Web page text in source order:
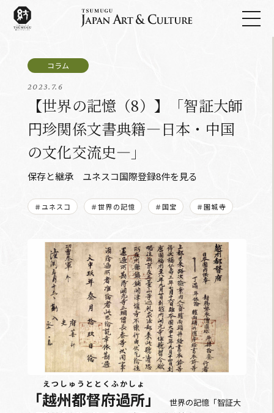
2023.7.6
【世界の記憶（8）】「智証大師
円珍関係文書典籍―日本・中国
の文化交流史―」
保存と継承 ユネスコ国際登録8件を見る
＃ユネスコ ＃世界の記憶 ＃国宝 ＃園城寺
「越州都督府過所
えつしゅうととくふかしょ
」
世界の記憶「智証大